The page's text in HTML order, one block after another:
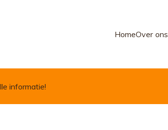
HomeOver ons
informatie!